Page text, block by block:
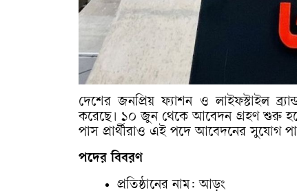
দেশের জনপ্রিয় ফ্যাশন ও লাইফস্টাইল
করেছে। ১০ জুন থেকে আবেদন গ্রহণ শুরু
পাস প্রার্থীরাও এই পদে আবেদনের সুযোগ
পদের বিবরণ
প্রতিষ্ঠানের নাম: আড়ং